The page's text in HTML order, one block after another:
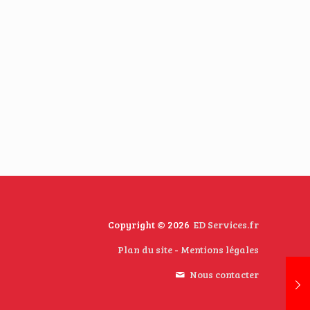
Copyright © 2026 ED Services.fr
Plan du site- Mentions légales
Nous contacter